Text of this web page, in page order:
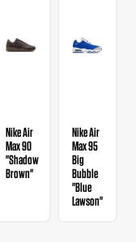
Nike Air
Max 90
"Shadow
Brown"
Nike Air
Max 95
Big
Bubble
"Blue
Lawson"